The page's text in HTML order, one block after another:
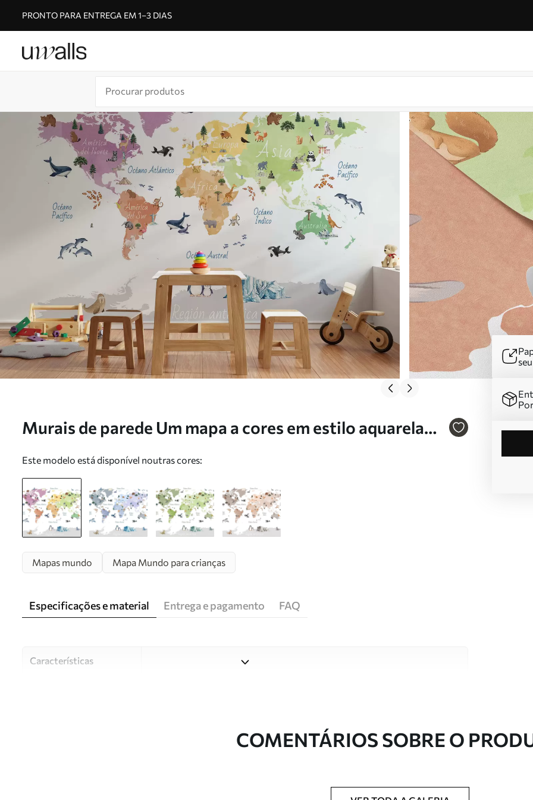
PRONTO PARA ENTREGA EM 1–3 DIAS
Murais de parede Um mapa a cores em estilo aquarela
em espanhol Nr. c00009es
Este modelo está disponível noutras cores:
Mapas mundo Mapa Mundo para crianças
Especificações e material Entrega e pagamento FAQ
Características
Estúdio de design UwallsCOMENTÁRIOS SOBRE O